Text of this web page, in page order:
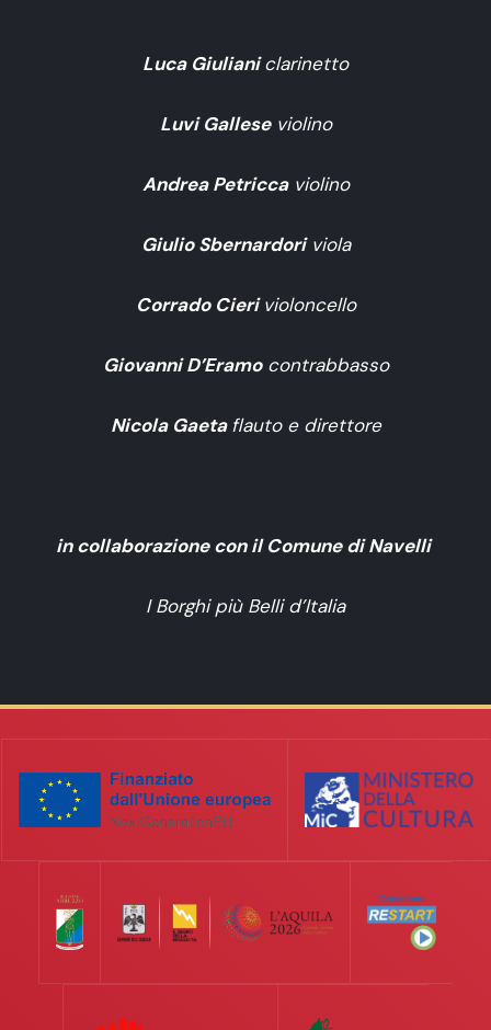
Luca Giulianiclarinetto
Luvi Galleseviolino
Andrea Petriccaviolino
Giulio Sbernardoriviola
Corrado Cierivioloncello
Giovanni D’Eramocontrabbasso
Nicola Gaetaflauto e direttore
in collaborazione con il Comune di Navelli
I Borghi più Belli d’Italia